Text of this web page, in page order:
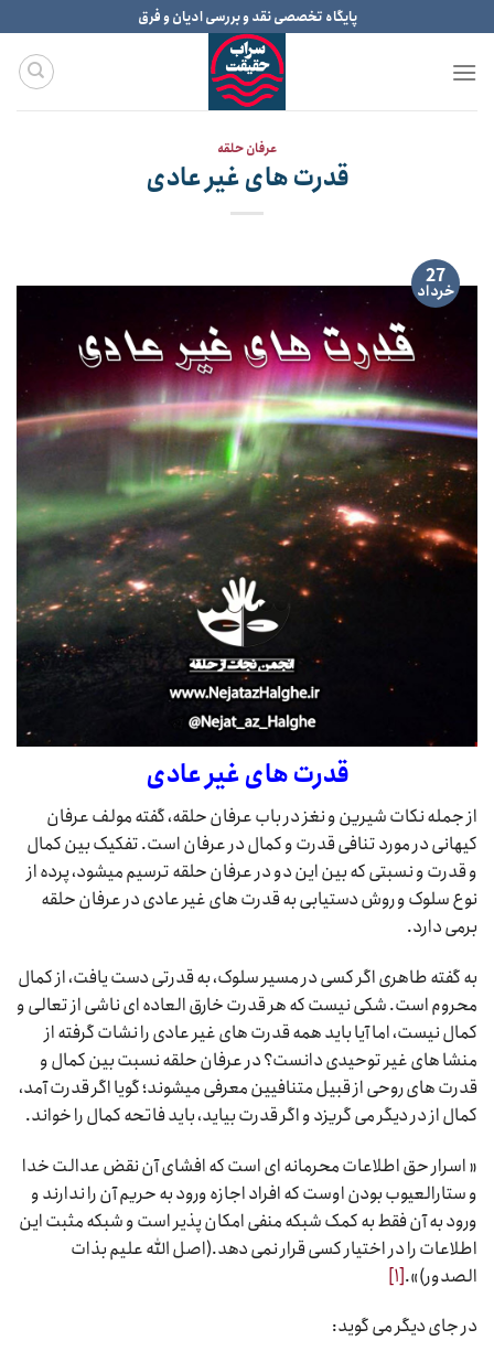
to
content
پایگاه تخصصی نقد و بررسی ادیان و فرق
عرفان حلقه
قدرت های غیر عادی
27
خرداد
قدرت های غیر عادی
از جمله نکات شیرین و نغز در باب عرفان حلقه، گفته مولف عرفان
کیهانی در مورد تنافی قدرت و کمال در عرفان است. تفکیک بین کمال
و قدرت و نسبتی که بین این دو در عرفان حلقه ترسیم میشود، پرده از
نوع سلوک و روش دستیابی به قدرت های غیر عادی در عرفان حلقه
برمی دارد.
به گفته طاهری اگر کسی در مسیر سلوک، به قدرتی دست یافت، از کمال
محروم است. شکی نیست که هر قدرت خارق العاده ای ناشی از تعالی و
کمال نیست، اما آیا باید همه قدرت های غیر عادی را نشات گرفته از
منشا های غیر توحیدی دانست؟ در عرفان حلقه نسبت بین کمال و
قدرت های روحی از قبیل متنافیین معرفی میشوند؛ گویا اگر قدرت آمد،
کمال از در دیگر می گریزد و اگر قدرت بیاید، باید فاتحه کمال را خواند.
« اسرار حق اطلاعات محرمانه ای است که افشای آن نقض عدالت خدا
و ستارالعیوب بودن اوست که افراد اجازه ورود به حریم آن را ندارند و
ورود به آن فقط به کمک شبکه منفی امکان پذیر است و شبکه مثبت این
اطلاعات را در اختیار کسی قرار نمی دهد.(اصل الله علیم بذات
الصدور)».[۱]
در جای دیگر می گوید: